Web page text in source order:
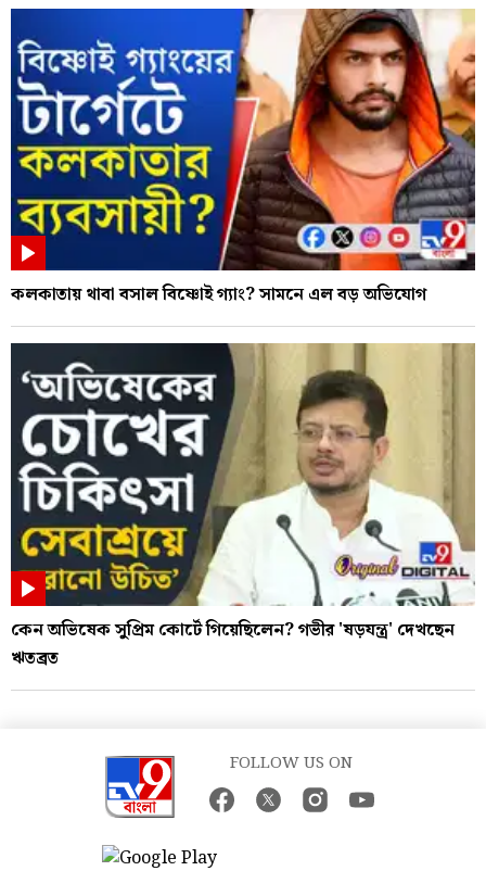
কলকাতায় থাবা বসাল বিষ্ণোই গ্যাং? সামনে এল বড় অভিযোগ
কেন অভিষেক সুপ্রিম কোর্টে গিয়েছিলেন? গভীর 'ষড়যন্ত্র' দেখছেন
ঋতব্রত
FOLLOW US ON